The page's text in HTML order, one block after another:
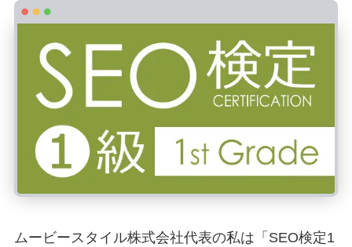
ムービースタイル株式会社代表の私は「SEO検定1